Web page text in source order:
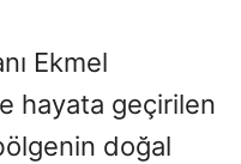
Ekmel
hayata geçirilen
doğal